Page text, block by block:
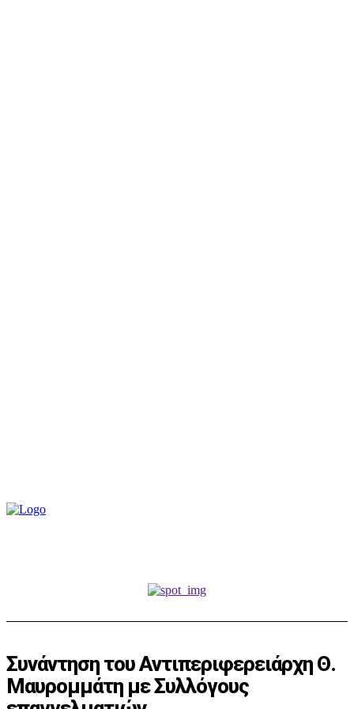
Συνάντηση του Αντιπεριφερειάρχη Θ.
Μαυρομμάτη με Συλλόγους